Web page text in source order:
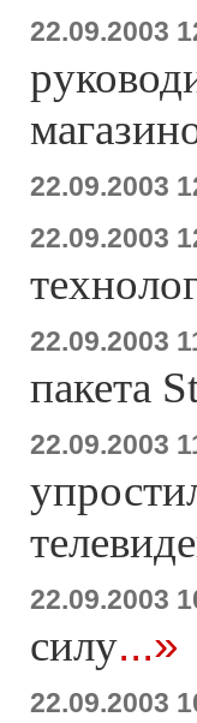
22.09.2003
22.09.2003
22.09.2003
22.09.2003
пакета
22.09.2003
22.09.2003
силу...»
22.09.2003